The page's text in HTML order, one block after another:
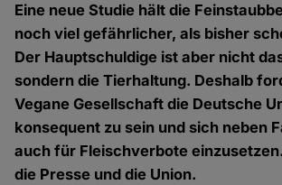
Eine neue Studie hält die
noch viel gefährlicher, als bisher
Der Hauptschuldige ist aber nicht
sondern die Tierhaltung. Deshalb
Vegane Gesellschaft die Deutsche
konsequent zu sein und sich neben
auch für Fleischverbote
die Presse und die Union.